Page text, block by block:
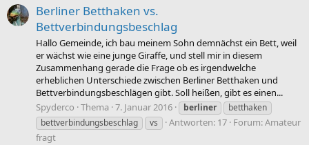
Berliner Betthaken vs.
Bettverbindungsbeschlag
Hallo Gemeinde, ich bau meinem Sohn demnächst ein Bett, weil
er wächst wie eine junge Giraffe, und stell mir in diesem
Zusammenhang gerade die Frage ob es irgendwelche
erheblichen Unterschiede zwischen Berliner Betthaken und
Bettverbindungsbeschlägen gibt. Soll heißen, gibt es einen...
Spyderco Thema 7. Januar 2016 berliner
betthaken
bettverbindungsbeschlag
vs Antworten: 17 Forum:Amateur
fragt